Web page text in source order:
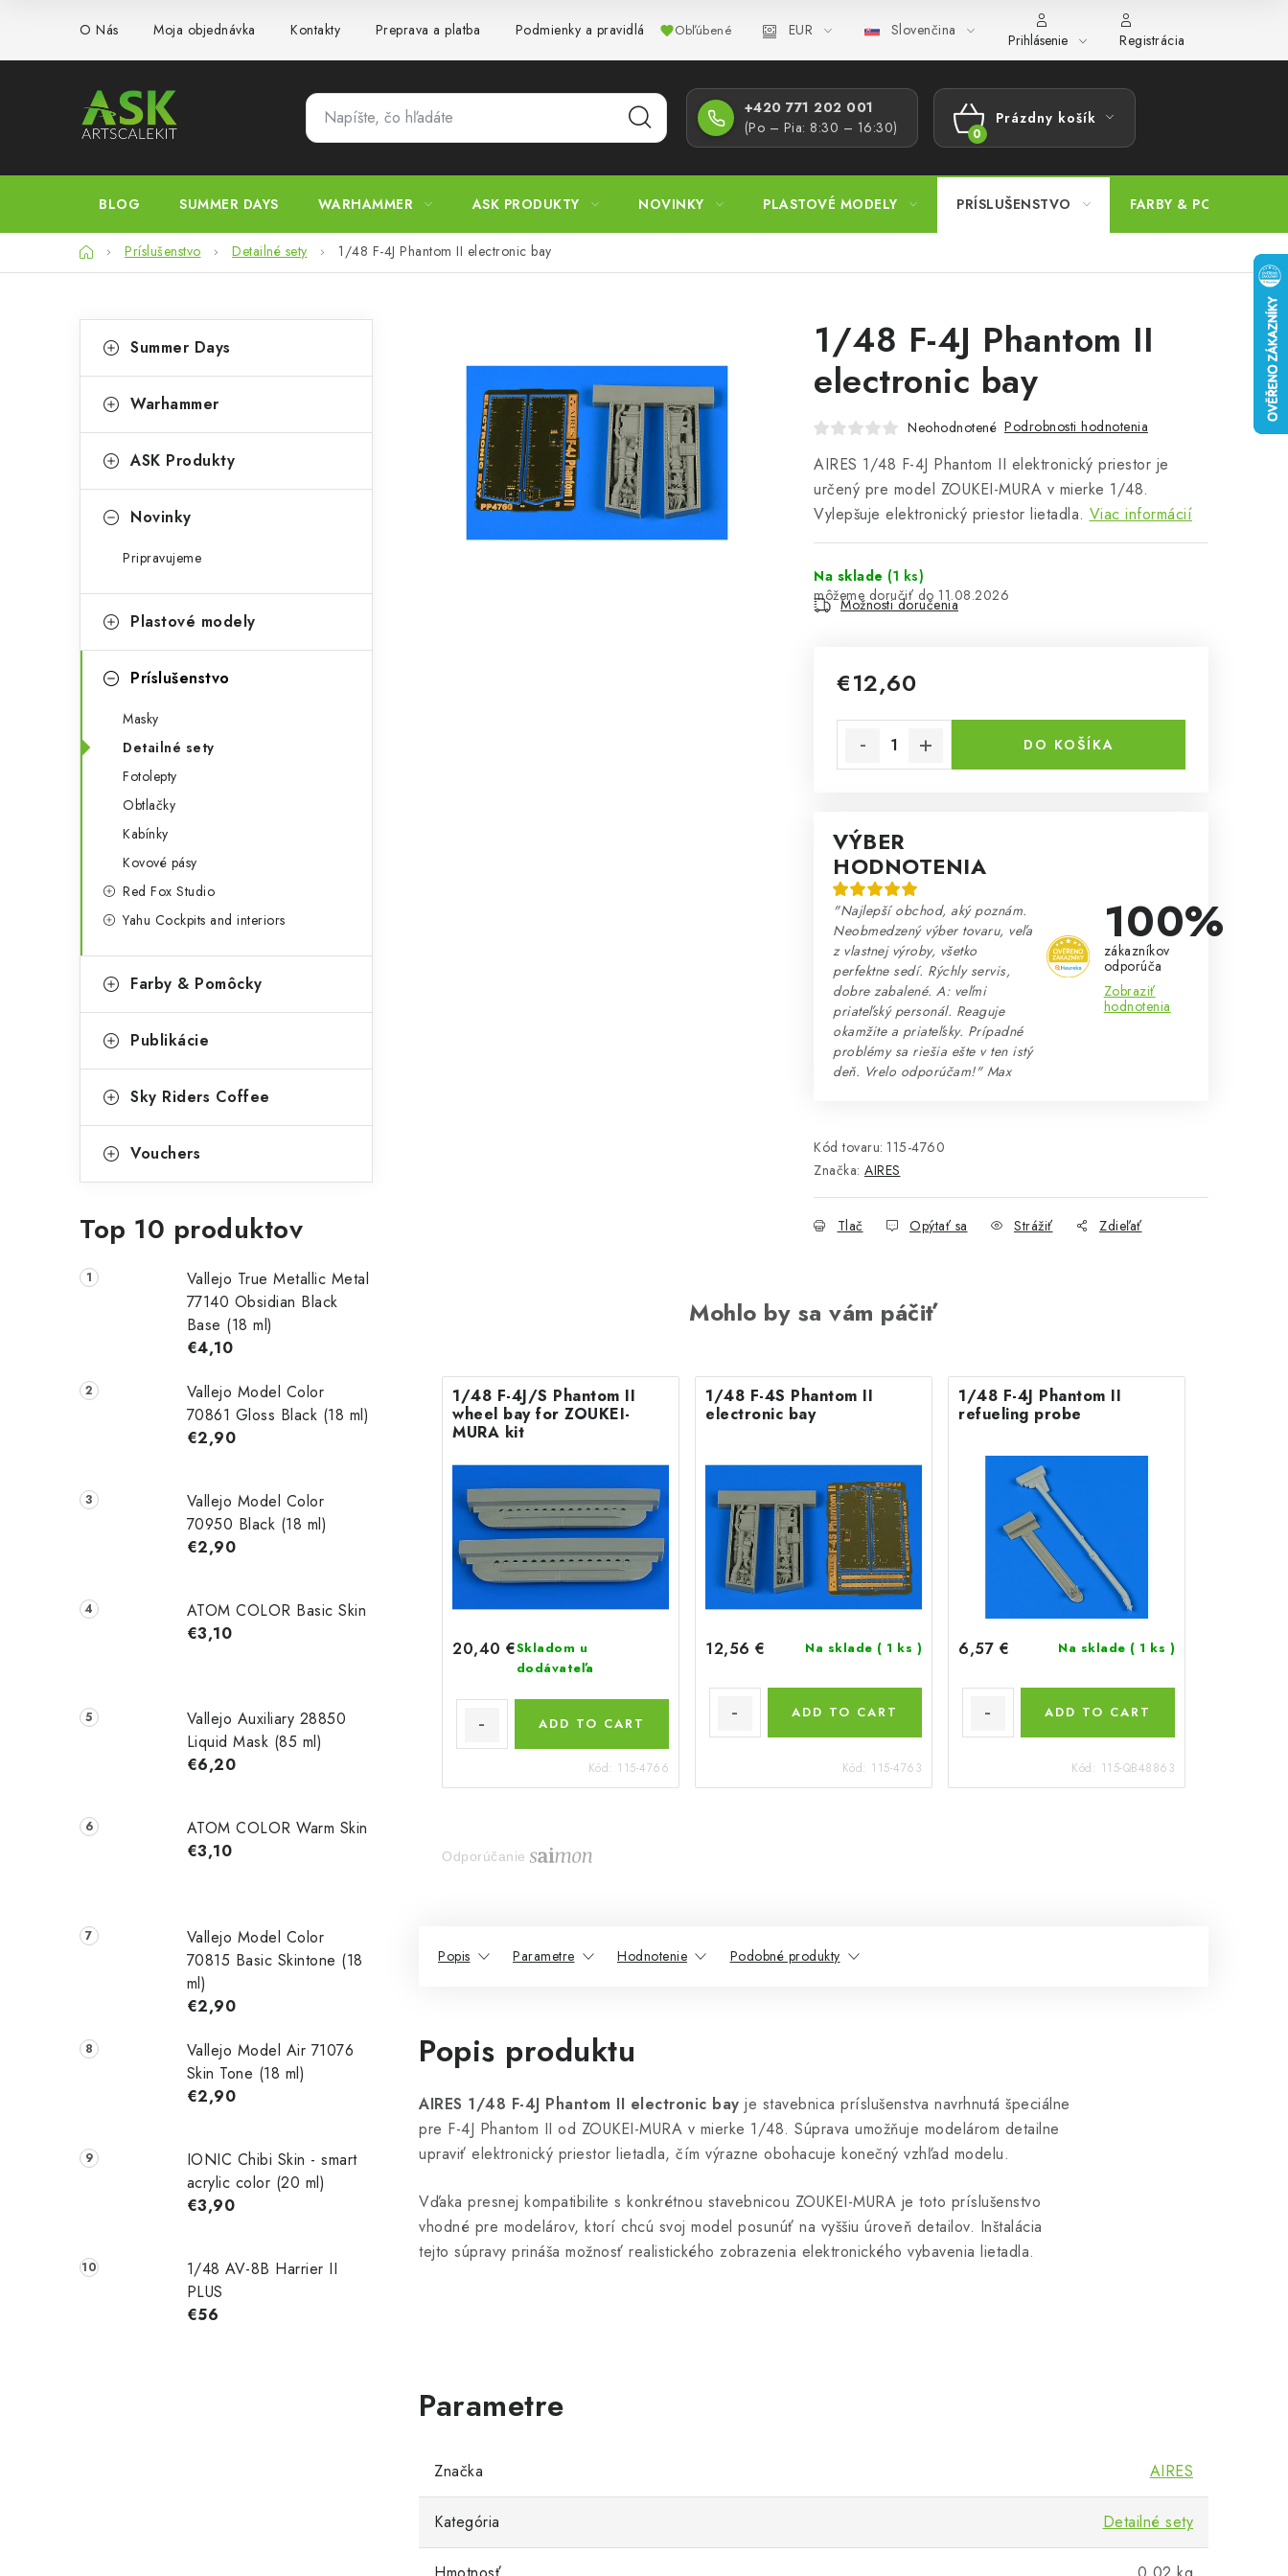
obsah
O Nás Moja objednávka Kontakty Preprava a platba Podmienky a pravidlá Zásady ochrany osobných údajov Postup pri podávaní sťažností Veľkoobchod
Obľúbené EUR Slovenčina
Prihlásenie Registrácia
+420 771 202 001​
(Po – Pia: 8:30 – 16:30)
NÁKUPNÝ
Prázdny košík
BLOG SUMMER DAYS WARHAMMER ASK PRODUKTY NOVINKY PLASTOVÉ MODELY PRÍSLUŠENSTVO FARBY & POMÔCKY
DomovPríslušenstvo Detailné sety 1/48 F-4J Phantom II electronic bay
o
n
ý
n
l
kategórie
a
e
ó
e
Summer Days
Warhammer
ASK Produkty
Novinky
Pripravujeme
Plastové modely
Príslušenstvo
Masky
Detailné sety
Fotolepty
Obtlačky
Kabínky
Kovové pásy
Red Fox Studio
Yahu Cockpits and interiors
Farby & Pomôcky
Publikácie
Sky Riders Coffee
Vouchers
Top 10 produktov
Vallejo True Metallic Metal
77140 Obsidian Black
Base (18 ml)
€4,10
Vallejo Model Color
70861 Gloss Black (18 ml)
€2,90
Vallejo Model Color
70950 Black (18 ml)
€2,90
ATOM COLOR Basic Skin
€3,10
Vallejo Auxiliary 28850
Liquid Mask (85 ml)
€6,20
ATOM COLOR Warm Skin
€3,10
Vallejo Model Color
70815 Basic Skintone (18
ml)
€2,90
Vallejo Model Air 71076
Skin Tone (18 ml)
€2,90
IONIC Chibi Skin - smart
acrylic color (20 ml)
€3,90
1/48 AV-8B Harrier II
PLUS
€56
1/48 F-4J Phantom II
electronic bay
Neohodnotené Podrobnosti hodnotenia
AIRES 1/48 F-4J Phantom II elektronický priestor je
určený pre model ZOUKEI-MURA v mierke 1/48.
Vylepšuje elektronický priestor lietadla. Viac informácií
Na sklade (1 ks)
11.08.2026
Možnosti doručenia
€12,60
DO KOŠÍKA
VÝBER
HODNOTENIA
"Najlepší obchod, aký poznám.
Neobmedzený výber tovaru, veľa
z vlastnej výroby, všetko
perfektne sedí. Rýchly servis,
dobre zabalené. A: veľmi
priateľský personál. Reaguje
okamžite a priateľsky. Prípadné
problémy sa riešia ešte v ten istý
deň. Vrelo odporúčam!" Max
100%
zákazníkov
odporúča
Zobraziť
hodnotenia
Kód tovaru: 115-4760
Značka: AIRES
Tlač Opýtať sa Strážiť Zdieľať
Mohlo by sa vám páčiť
1/48 F-4J/S Phantom II
wheel bay for ZOUKEI-
MURA kit
20,40 €Skladom u
dodávateľa
ADD TO CART
Kód: 115-4766
1/48 F-4S Phantom II
electronic bay
12,56 € Na sklade ( 1 ks )
ADD TO CART
Kód: 115-4763
1/48 F-4J Phantom II
refueling probe
6,57 € Na sklade ( 1 ks )
ADD TO CART
Kód: 115-QB48863
Odporúčanie
Popis Parametre Hodnotenie Podobné produkty
Popis produktu
AIRES 1/48 F-4J Phantom II electronic bay je stavebnica príslušenstva navrhnutá špeciálne
pre F-4J Phantom II od ZOUKEI-MURA v mierke 1/48. Súprava umožňuje modelárom detailne
upraviť elektronický priestor lietadla, čím výrazne obohacuje konečný vzhľad modelu.
Vďaka presnej kompatibilite s konkrétnou stavebnicou ZOUKEI-MURA je toto príslušenstvo
vhodné pre modelárov, ktorí chcú svoj model posunúť na vyššiu úroveň detailov. Inštalácia
tejto súpravy prináša možnosť realistického zobrazenia elektronického vybavenia lietadla.
Značka AIRES
Kategória Detailné sety